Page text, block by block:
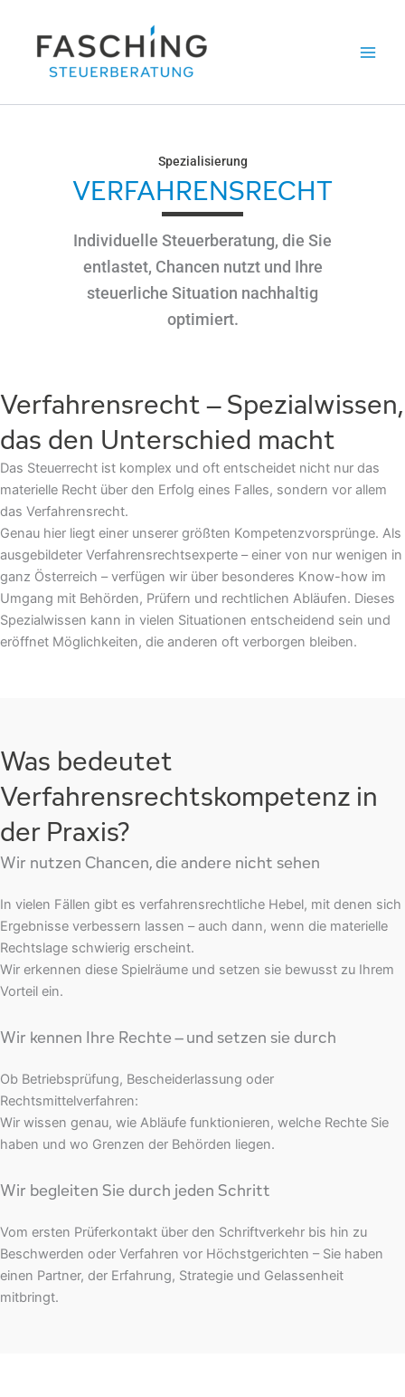
springen
Spezialisierung
VERFAHRENSRECHT
Individuelle Steuerberatung, die Sie
entlastet, Chancen nutzt und Ihre
steuerliche Situation nachhaltig
optimiert.
Verfahrensrecht – Spezialwissen,
das den Unterschied macht
Das Steuerrecht ist komplex und oft entscheidet nicht nur das
materielle Recht über den Erfolg eines Falles, sondern vor allem
das Verfahrensrecht.
Genau hier liegt einer unserer größten Kompetenzvorsprünge. Als
ausgebildeter Verfahrensrechtsexperte – einer von nur wenigen in
ganz Österreich – verfügen wir über besonderes Know-how im
Umgang mit Behörden, Prüfern und rechtlichen Abläufen. Dieses
Spezialwissen kann in vielen Situationen entscheidend sein und
eröffnet Möglichkeiten, die anderen oft verborgen bleiben.
Was bedeutet
Verfahrensrechtskompetenz in
der Praxis?
Wir nutzen Chancen, die andere nicht sehen
In vielen Fällen gibt es verfahrensrechtliche Hebel, mit denen sich
Ergebnisse verbessern lassen – auch dann, wenn die materielle
Rechtslage schwierig erscheint.
Wir erkennen diese Spielräume und setzen sie bewusst zu Ihrem
Vorteil ein.
Wir kennen Ihre Rechte – und setzen sie durch
Ob Betriebsprüfung, Bescheiderlassung oder
Rechtsmittelverfahren:
Wir wissen genau, wie Abläufe funktionieren, welche Rechte Sie
haben und wo Grenzen der Behörden liegen.
Wir begleiten Sie durch jeden Schritt
Vom ersten Prüferkontakt über den Schriftverkehr bis hin zu
Beschwerden oder Verfahren vor Höchstgerichten – Sie haben
einen Partner, der Erfahrung, Strategie und Gelassenheit
mitbringt.